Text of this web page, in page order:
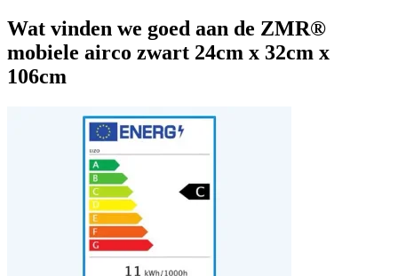
Wat vinden we goed aan de ZMR®
mobiele airco zwart 24cm x 32cm x
106cm